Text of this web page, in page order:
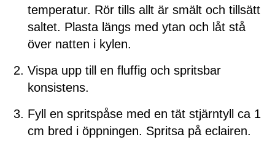
temperatur. Rör tills allt är smält och tillsätt
saltet. Plasta längs med ytan och låt stå
över natten i kylen.
Vispa upp till en fluffig och spritsbar
konsistens.
Fyll en spritspåse med en tät stjärntyll ca 1
cm bred i öppningen. Spritsa på eclairen.